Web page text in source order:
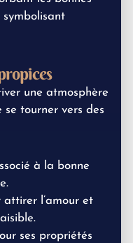
symbolisant
une atmosphère
tourner vers des
à la bonne
attirer l’amour et
ses propriétés